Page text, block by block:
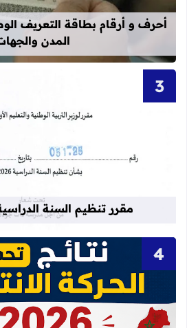
أحرف و أرقام بطاقة التعريف
المدن
قراءة
مقرر تنظيم السنة الدراسية 2026/